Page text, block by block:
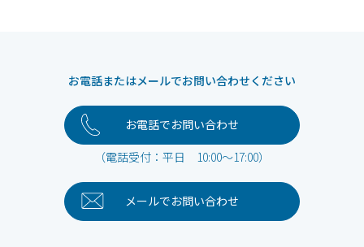
お電話またはメールでお問い合わせください
お電話でお問い合わせ
（電話受付：平日 10:00～17:00）
メールでお問い合わせ